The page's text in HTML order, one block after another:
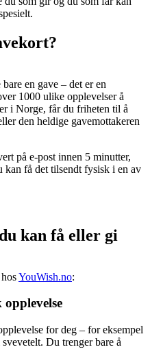
en gave – det er en
1000 ulike opplevelser å
i Norge, får du friheten til å
den heldige gavemottakeren
på e-post innen 5 minutter,
kan få det tilsendt fysisk i en av
kan få eller gi
YouWish.no:
for deg – for eksempel
Du trenger bare å